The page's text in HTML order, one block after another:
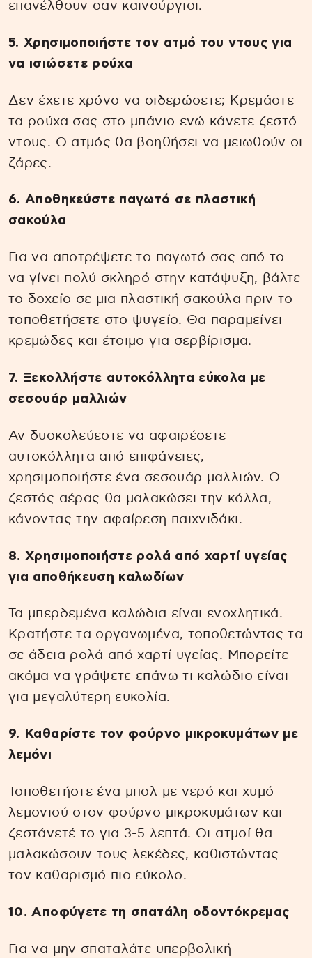
επανέλθουν σαν καινούργιοι.
5. Χρησιμοποιήστε τον ατμό του ντους για
να ισιώσετε ρούχα
Δεν έχετε χρόνο να σιδερώσετε; Κρεμάστε
τα ρούχα σας στο μπάνιο ενώ κάνετε ζεστό
ντους. Ο ατμός θα βοηθήσει να μειωθούν οι
ζάρες.
6. Αποθηκεύστε παγωτό σε πλαστική
σακούλα
Για να αποτρέψετε το παγωτό σας από το
να γίνει πολύ σκληρό στην κατάψυξη, βάλτε
το δοχείο σε μια πλαστική σακούλα πριν το
τοποθετήσετε στο ψυγείο. Θα παραμείνει
κρεμώδες και έτοιμο για σερβίρισμα.
7. Ξεκολλήστε αυτοκόλλητα εύκολα με
σεσουάρ μαλλιών
Αν δυσκολεύεστε να αφαιρέσετε
αυτοκόλλητα από επιφάνειες,
χρησιμοποιήστε ένα σεσουάρ μαλλιών. Ο
ζεστός αέρας θα μαλακώσει την κόλλα,
κάνοντας την αφαίρεση παιχνιδάκι.
8. Χρησιμοποιήστε ρολά από χαρτί υγείας
για αποθήκευση καλωδίων
Τα μπερδεμένα καλώδια είναι ενοχλητικά.
Κρατήστε τα οργανωμένα, τοποθετώντας τα
σε άδεια ρολά από χαρτί υγείας. Μπορείτε
ακόμα να γράψετε επάνω τι καλώδιο είναι
για μεγαλύτερη ευκολία.
9. Καθαρίστε τον φούρνο μικροκυμάτων με
λεμόνι
Τοποθετήστε ένα μπολ με νερό και χυμό
λεμονιού στον φούρνο μικροκυμάτων και
ζεστάνετέ το για 3-5 λεπτά. Οι ατμοί θα
μαλακώσουν τους λεκέδες, καθιστώντας
τον καθαρισμό πιο εύκολο.
10. Αποφύγετε τη σπατάλη οδοντόκρεμας
Για να μην σπαταλάτε υπερβολική